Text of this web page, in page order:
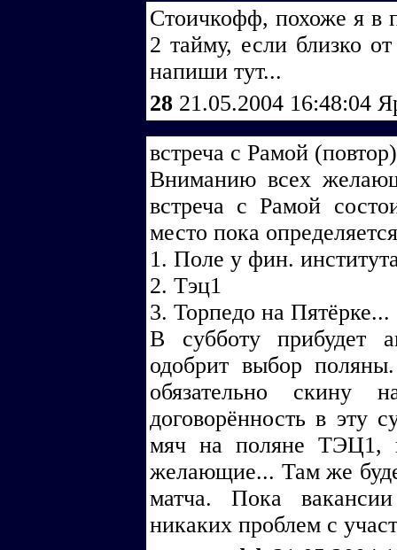
Стоичкофф, похоже я в
2 тайму, если близко
напиши тут...
28 21.05.2004 16:48:04
встреча с Рамой
Вниманию всех
встреча с Рамой
место пока
1. Поле у фин.
2. Тэц1
3. Торпедо на Пятёрке...
В субботу прибудет
одобрит выбор
обязательно скину
договорённость в эту
мяч на поляне ТЭЦ1,
желающие... Там же
матча. Пока
никаких проблем с